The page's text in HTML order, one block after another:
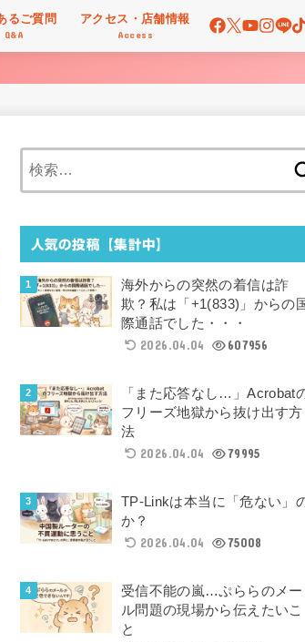
るご質問
Q&A
アクセス・店舗情報
Access
人気の投稿【集計中】
海外からの突然の着信は詐
欺？私は「+1(833)」からの
際通話でした・・・
2026.04.04
607956
「また応答なし…」Acrobat
フリーズ地獄から抜け出す方
法
2026.04.04
79995
TP-Linkは本当に「危ない」
か？
2026.04.04
75008
受信不能の嵐…ぷららのメー
ル問題の現場から伝えたいこ
と